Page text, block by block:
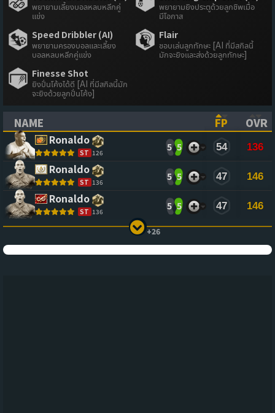
พยายามเลี้ยงบอลหลบหลีกคู่
แข่ง
พยายามยิงประตูด้วยลูกชิพเมื่อ
มีโอกาส
Speed Dribbler (AI)
พยายามครองบอลและเลี้ยง
บอลหลบหลีกคู่แข่ง
Flair
ชอบเล่นลูกทักษะ [AI ที่มีสกิลนี้
มักจะยิงและส่งด้วยลูกทักษะ]
Finesse Shot
ยิงปั่นโค้งได้ดี [AI ที่มีสกิลนี้มัก
จะยิงด้วยลูกปั่นโค้ง]
NAME
(CLICK TO SORT ASCENDING)
FP
OVR
Ronaldo
ST 126
5 5 54 136
Ronaldo
ST 136
5 5 47 146
Ronaldo
ST 136
5 5 47 146
+26